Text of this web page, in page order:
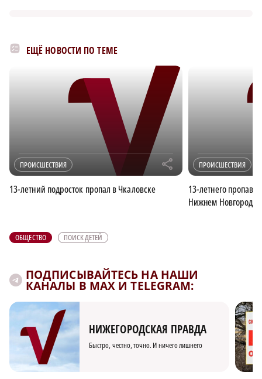
ЕЩЁ НОВОСТИ ПО ТЕМЕ
ПРОИСШЕСТВИЯ r
13-летний подросток пропал в Чкаловске
ПРОИСШЕСТВИЯ
13-летнего
Нижнем Новгороде
ОБЩЕСТВО ПОИСК ДЕТЕЙ
ПОДПИСЫВАЙТЕСЬ НА НАШИ
КАНАЛЫ В MAX И TELEGRAM:
НИЖЕГОРОДСКАЯ ПРАВДА
Быстро, честно, точно. И ничего лишнего